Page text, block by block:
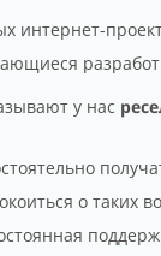
интернет-
у нас
о таких